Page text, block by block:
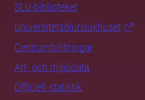
SLU-biblioteket
Universitetsdjursjukhuset
Centrumbildningar
Art- och miljödata
Officiell statistik